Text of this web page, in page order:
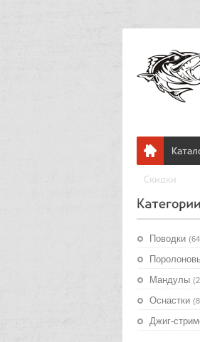
Скидки
Поводки
Мандулы
Оснастки
Джиг-